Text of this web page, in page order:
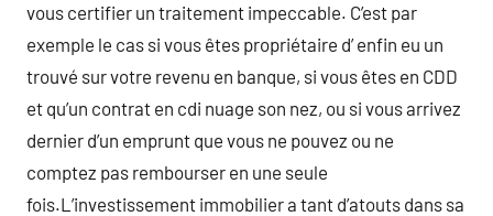
vous certifier un traitement impeccable. C’est par
exemple le cas si vous êtes propriétaire d’ enfin eu un
trouvé sur votre revenu en banque, si vous êtes en CDD
et qu’un contrat en cdi nuage son nez, ou si vous arrivez
dernier d’un emprunt que vous ne pouvez ou ne
comptez pas rembourser en une seule
fois.L’investissement immobilier a tant d’atouts dans sa